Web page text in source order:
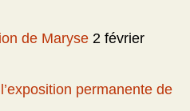
de Maryse 2 février
permanente de